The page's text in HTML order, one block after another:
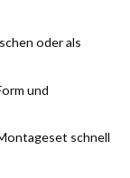
oder als
und
schnell